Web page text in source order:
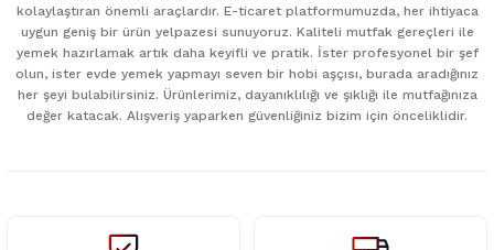
Ürün resmi kalitesiz, bozuk veya görüntülenemiyor.
Ürün açıklamasında eksik bilgiler bulunuyor.
Ürün bilgilerinde hatalar bulunuyor.
Ürün fiyatı diğer sitelerden daha pahalı.
kolaylaştıran önemli araçlardır. E-ticaret platformumuzda, her ihtiyaca
uygun geniş bir ürün yelpazesi sunuyoruz. Kaliteli mutfak gereçleri ile
yemek hazırlamak artık daha keyifli ve pratik. İster profesyonel bir şef
olun, ister evde yemek yapmayı seven bir hobi aşçısı, burada aradığınız
her şeyi bulabilirsiniz. Ürünlerimiz, dayanıklılığı ve şıklığı ile mutfağınıza
değer katacak. Alışveriş yaparken güvenliğiniz bizim için önceliklidir.